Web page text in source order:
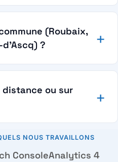
(Roubaix,
?
distance ou sur
NOUS TRAVAILLONS
ConsoleAnalytics 4